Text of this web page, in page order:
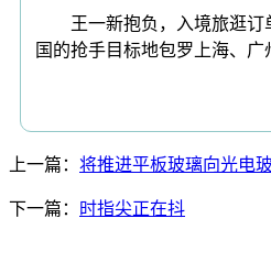
王一新抱负，入境旅逛订单
国的抢手目标地包罗上海、
上一篇： 将推进平板玻璃向光电
下一篇： 时指尖正在抖